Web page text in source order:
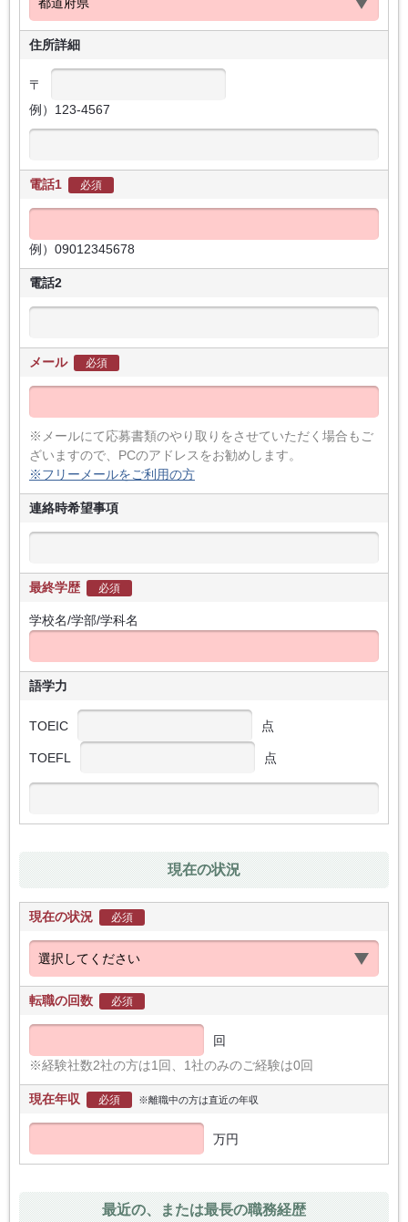
住所詳細
〒
例）123-4567
電話1 必須
例）09012345678
電話2
メール 必須
※メールにて応募書類のやり取りをさせていただく場合もご
ざいますので、PCのアドレスをお勧めします。
※フリーメールをご利用の方
連絡時希望事項
最終学歴 必須
学校名/学部/学科名
語学力
TOEIC 点
TOEFL 点
現在の状況
現在の状況 必須
転職の回数 必須
回
※経験社数2社の方は1回、1社のみのご経験は0回
現在年収 必須 ※離職中の方は直近の年収
万円
最近の、または最長の職務経歴